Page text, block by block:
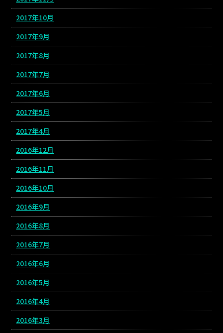
2017年10月
2017年9月
2017年8月
2017年7月
2017年6月
2017年5月
2017年4月
2016年12月
2016年11月
2016年10月
2016年9月
2016年8月
2016年7月
2016年6月
2016年5月
2016年4月
2016年3月